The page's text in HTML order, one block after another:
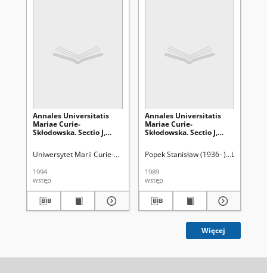
Annales Universitatis
Mariae Curie-
Skłodowska. Sectio J,
Uniwersytet Marii Curie-Skłodowskiej (Lublin) Popek, Stanisław
1994
wstęp
Annales Universitatis
Mariae Curie-
Skłodowska. Sectio J,
Popek Stanisław (1936- ).
1989
wstęp
Więcej